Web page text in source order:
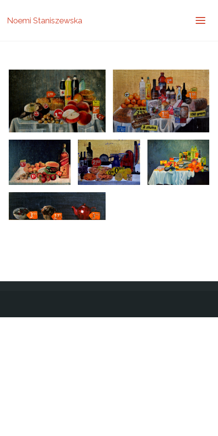
Noemi Staniszewska